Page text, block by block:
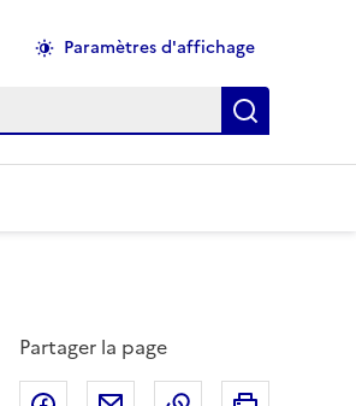
Paramètres d'affichage
Recherche
Partager la page